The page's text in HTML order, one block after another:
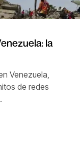
la
Venezuela,
de redes